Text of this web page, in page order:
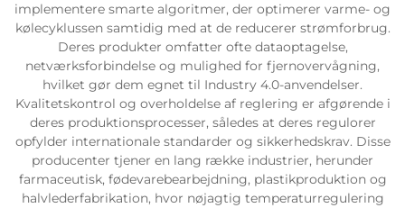
implementere smarte algoritmer, der optimerer varme- og
kølecyklussen samtidig med at de reducerer strømforbrug.
Deres produkter omfatter ofte dataoptagelse,
netværksforbindelse og mulighed for fjernovervågning,
hvilket gør dem egnet til Industry 4.0-anvendelser.
Kvalitetskontrol og overholdelse af reglering er afgørende i
deres produktionsprocesser, således at deres regulorer
opfylder internationale standarder og sikkerhedskrav. Disse
producenter tjener en lang række industrier, herunder
farmaceutisk, fødevarebearbejdning, plastikproduktion og
halvlederfabrikation, hvor nøjagtig temperaturregulering